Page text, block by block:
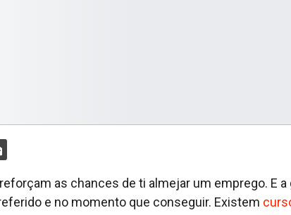
as chances de ti almejar um emprego. E a
e no momento que conseguir. Existem